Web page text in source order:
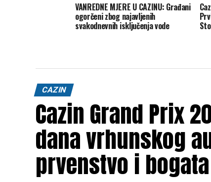
VANREDNE MJERE U CAZINU: Građani
ogorčeni zbog najavljenih
svakodnevnih isključenja vode
CAZIN
Cazin Grand Prix
dana vrhunskog
prvenstvo i